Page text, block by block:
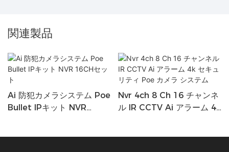
関連製品
Ai 防犯カメラシステム Poe
Bullet IPキット NVR
Nvr 4ch 8 Ch 16 チャンネ
ル IR CCTV Ai アラーム 4k